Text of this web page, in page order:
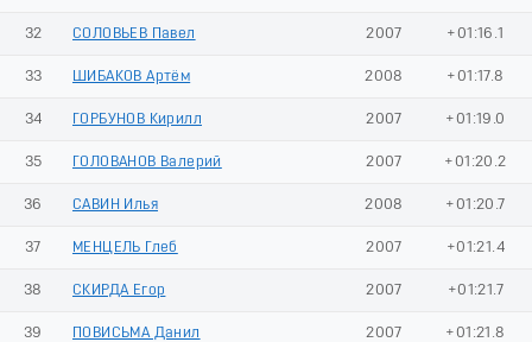
32 СОЛОВЬЕВ Павел 2007 +01:16.1
33 ШИБАКОВ Артём 2008 +01:17.8
34 ГОРБУНОВ Кирилл 2007 +01:19.0
35 ГОЛОВАНОВ Валерий 2007 +01:20.2
36 САВИН Илья 2008 +01:20.7
37 МЕНЦЕЛЬ Глеб 2007 +01:21.4
38 СКИРДА Егор 2007 +01:21.7
39 ПОВИСЬМА Данил 2007 +01:21.8